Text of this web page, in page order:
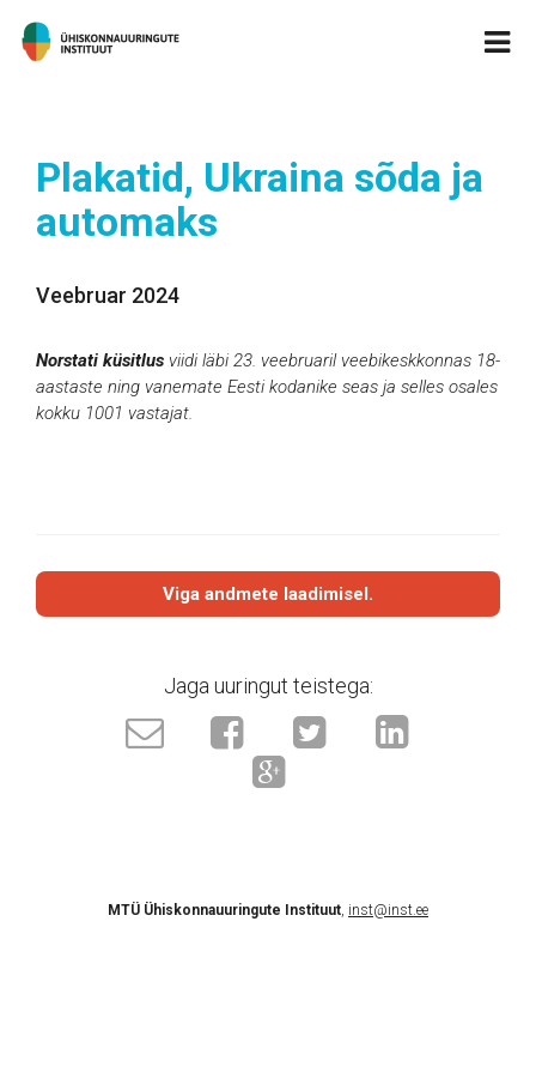
Plakatid, Ukraina sõda ja
automaks
Veebruar 2024
Norstati küsitlus viidi läbi 23. veebruarilveebikeskkonnas 18-
aastaste ning vanemate Eesti kodanike seas ja selles osales
kokku 1001 vastajat.
Viga andmete laadimisel.
Jaga uuringut teistega:
MTÜ Ühiskonnauuringute Instituut, inst@inst.ee